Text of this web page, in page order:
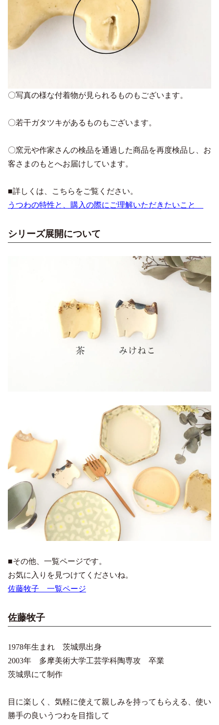
〇写真の様な付着物が見られるものもございます。
〇若干ガタツキがあるものもございます。
〇窯元や作家さんの検品を通過した商品を再度検品し、お
客さまのもとへお届けしています。
■詳しくは、こちらをご覧ください。
うつわの特性と、購入の際にご理解いただきたいこと
シリーズ展開について
■その他、一覧ページです。
お気に入りを見つけてくださいね。
佐藤牧子 一覧ページ
佐藤牧子
1978年生まれ 茨城県出身
2003年 多摩美術大学工芸学科陶専攻 卒業
茨城県にて制作
目に楽しく、気軽に使えて親しみを持ってもらえる、使い
勝手の良いうつわを目指して